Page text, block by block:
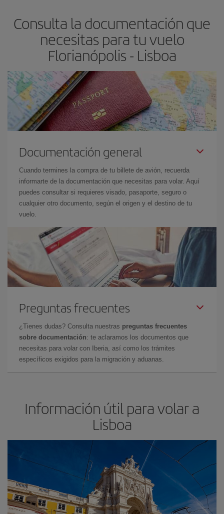
Consulta la documentación que
necesitas para tu vuelo
Florianópolis - Lisboa
Documentación general
Cuando termines la compra de tu billete de avión, recuerda
informarte de la documentación que necesitas para volar. Aquí
puedes consultar si requieres visado, pasaporte, seguro o
cualquier otro documento, según el origen y el destino de tu
vuelo.
Preguntas frecuentes
¿Tienes dudas? Consulta nuestras preguntas frecuentes
sobre documentación: te aclaramos los documentos que
necesitas para volar con Iberia, así como los trámites
específicos exigidos para la migración y aduanas.
Información útil para volar a
Lisboa